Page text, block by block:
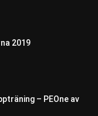
2019
– PEOne av